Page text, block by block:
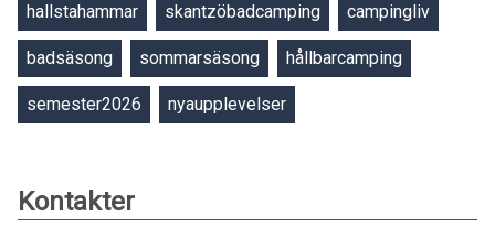
hallstahammar skantzöbadcamping campingliv
badsäsong sommarsäsong hållbarcamping
semester2026 nyaupplevelser
Kontakter